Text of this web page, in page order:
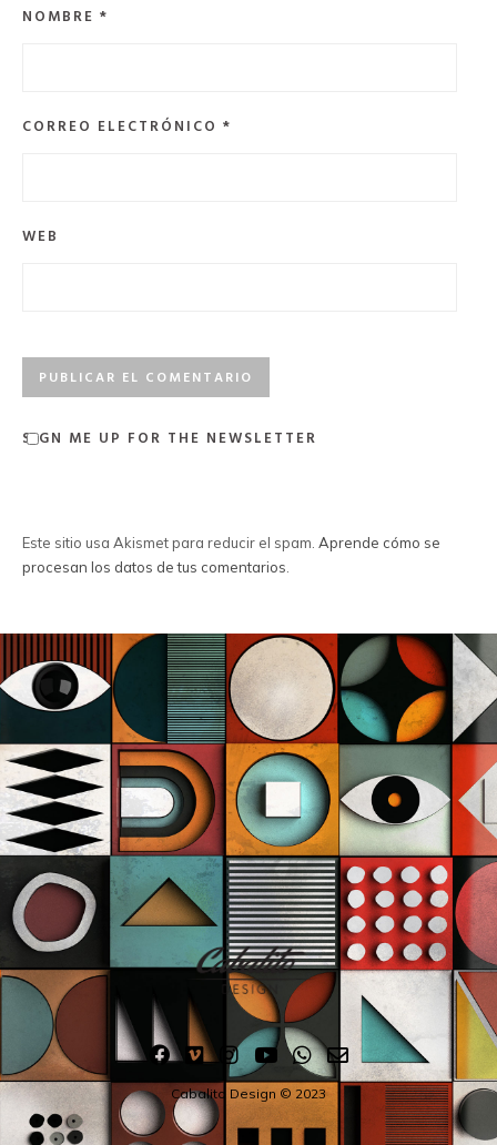
NOMBRE *
CORREO ELECTRÓNICO *
WEB
SIGN ME UP FOR THE NEWSLETTER
Este sitio usa Akismet para reducir el spam. Aprende cómo se
procesan los datos de tus comentarios
Cabalito Design © 2023